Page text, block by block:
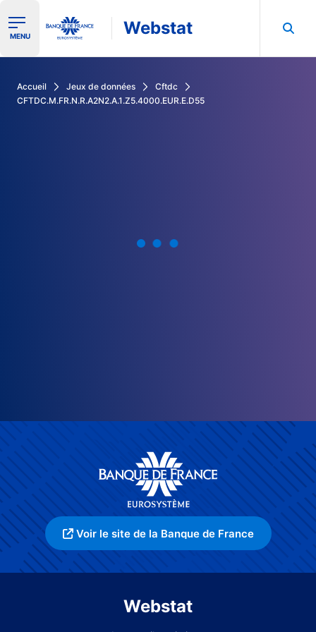
Ouvrir le menu de navigation
MENU Webstat
Accueil Jeux de données
Cftdc
CFTDC.M.FR.N.R.A2N2.A.1.Z5.4000.EUR.E.D55
Voir le site de la Banque de France
Webstat